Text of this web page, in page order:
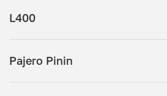
L400
Pajero Pinin